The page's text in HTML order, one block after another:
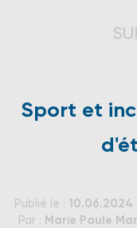
Sport et
Publié le : 10.06.2024
Par : Marie Paule